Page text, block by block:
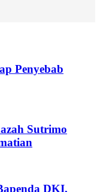
Penyebab
Sutrimo
DKI,